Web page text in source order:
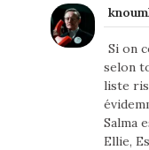
Si on
selon
liste
Salma
Ellie,